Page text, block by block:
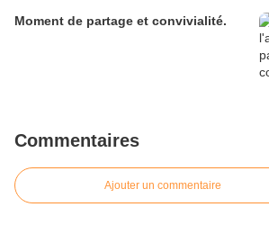
Moment de partage et convivialité.
Commentaires
Ajouter un commentaire